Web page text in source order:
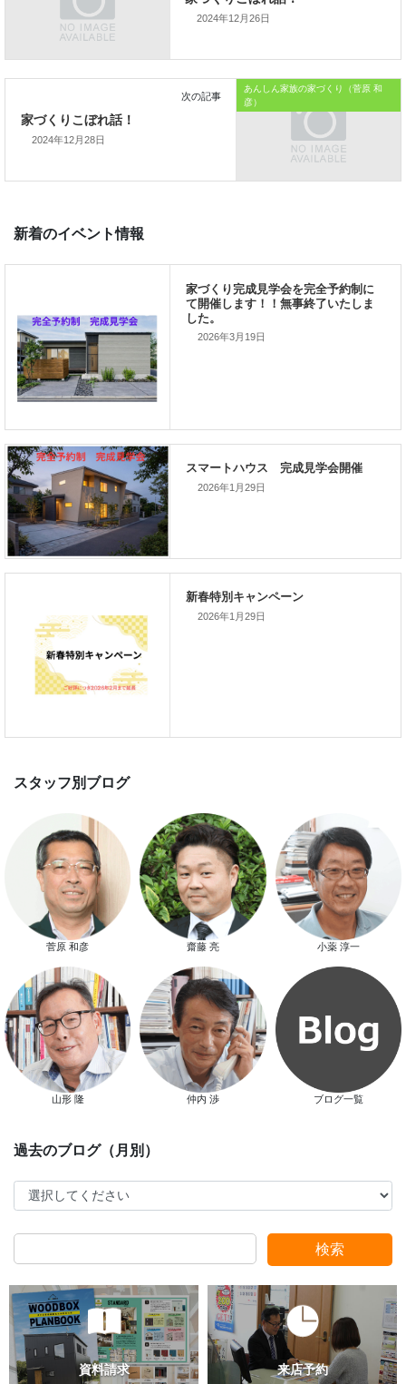
では、では。
「家づくりを通じて、
前の記事
家づくりこぼれ話！
2024年12月26日
あんしん家族の家づくり（菅原 和
彦）
家づくりこぼれ話！
2024年12月28日
新着のイベント情報
2026年3月19日
スマートハウス 完成見学会開催
2026年1月29日
新春特別キャンペーン
2026年1月29日
スタッフ別ブログ
菅原 和彦 齋藤 亮 小薬 淳一
山形 隆 仲内 渉 ブログ一覧
検索